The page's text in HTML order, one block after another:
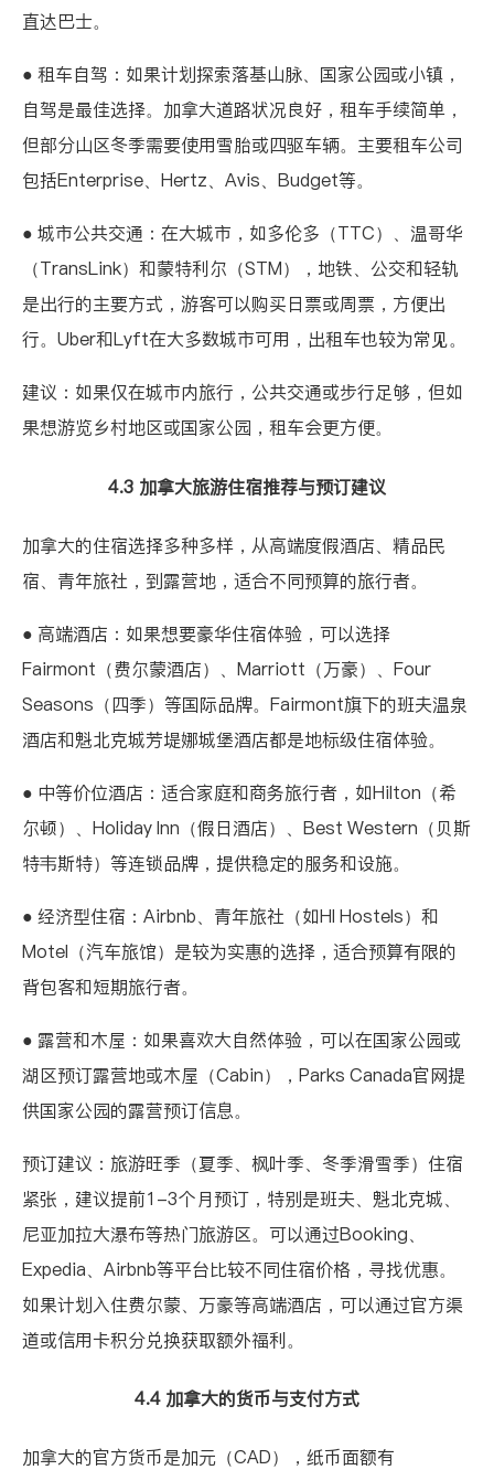
直达巴士。
● 租车自驾：如果计划探索落基山脉、国家公园或小镇，
自驾是最佳选择。加拿大道路状况良好，租车手续简单，
但部分山区冬季需要使用雪胎或四驱车辆。主要租车公司
包括Enterprise、Hertz、Avis、Budget等。
● 城市公共交通：在大城市，如多伦多（TTC）、温哥华
（TransLink）和蒙特利尔（STM），地铁、公交和轻轨
是出行的主要方式，游客可以购买日票或周票，方便出
行。Uber和Lyft在大多数城市可用，出租车也较为常见。
建议：如果仅在城市内旅行，公共交通或步行足够，但如
果想游览乡村地区或国家公园，租车会更方便。
4.3 加拿大旅游住宿推荐与预订建议
加拿大的住宿选择多种多样，从高端度假酒店、精品民
宿、青年旅社，到露营地，适合不同预算的旅行者。
● 高端酒店：如果想要豪华住宿体验，可以选择
Fairmont（费尔蒙酒店）、Marriott（万豪）、Four
Seasons（四季）等国际品牌。Fairmont旗下的班夫温泉
酒店和魁北克城芳堤娜城堡酒店都是地标级住宿体验。
● 中等价位酒店：适合家庭和商务旅行者，如Hilton（希
尔顿）、Holiday Inn（假日酒店）、Best Western（贝斯
特韦斯特）等连锁品牌，提供稳定的服务和设施。
● 经济型住宿：Airbnb、青年旅社（如HI Hostels）和
Motel（汽车旅馆）是较为实惠的选择，适合预算有限的
背包客和短期旅行者。
● 露营和木屋：如果喜欢大自然体验，可以在国家公园或
湖区预订露营地或木屋（Cabin），Parks Canada官网提
供国家公园的露营预订信息。
预订建议：旅游旺季（夏季、枫叶季、冬季滑雪季）住宿
紧张，建议提前1-3个月预订，特别是班夫、魁北克城、
尼亚加拉大瀑布等热门旅游区。可以通过Booking、
Expedia、Airbnb等平台比较不同住宿价格，寻找优惠。
如果计划入住费尔蒙、万豪等高端酒店，可以通过官方渠
道或信用卡积分兑换获取额外福利。
4.4 加拿大的货币与支付方式
加拿大的官方货币是加元（CAD），纸币面额有